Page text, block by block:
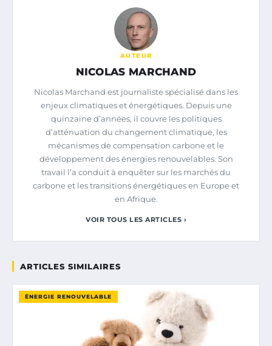
AUTEUR
NICOLAS MARCHAND
Nicolas Marchand est journaliste spécialisé dans les
enjeux climatiques et énergétiques. Depuis une
quinzaine d’années, il couvre les politiques
d’atténuation du changement climatique, les
mécanismes de compensation carbone et le
développement des énergies renouvelables. Son
travail l’a conduit à enquêter sur les marchés du
carbone et les transitions énergétiques en Europe et
en Afrique.
VOIR TOUS LES ARTICLES ›
ARTICLES SIMILAIRES
ÉNERGIE RENOUVELABLE